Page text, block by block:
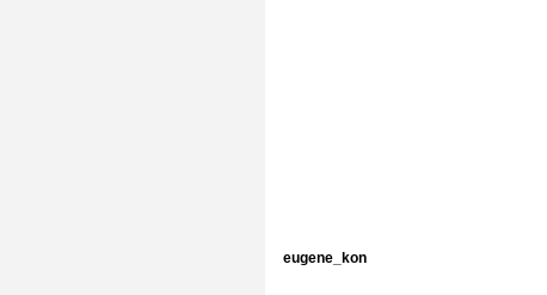
eugene_kon